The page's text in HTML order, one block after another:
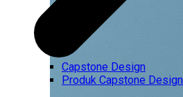
Capstone Design
Produk Capstone Design